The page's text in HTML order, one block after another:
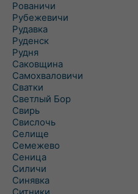
Рованичи
Рубежевичи
Рудавка
Руденск
Рудня
Саковщина
Самохваловичи
Сватки
Светлый Бор
Свирь
Свислочь
Селище
Семежево
Сеница
Силичи
Синявка